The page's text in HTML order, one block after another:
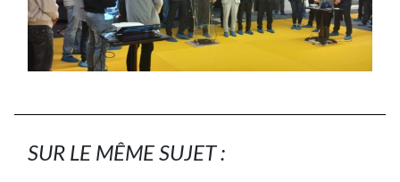
SUR LE MÊME SUJET :